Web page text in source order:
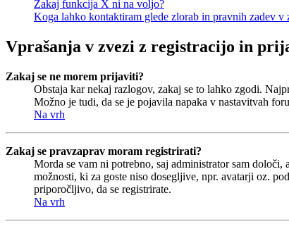
Zakaj funkcija X ni na voljo?
Koga lahko kontaktiram glede zlorab in pravnih zadev v
Vprašanja v zvezi z registracijo in
Zakaj se ne morem prijaviti?
Obstaja kar nekaj razlogov, zakaj se to lahko zgodi.
Možno je tudi, da se je pojavila napaka v nastavitvah
Na vrh
Zakaj se pravzaprav moram registrirati?
Morda se vam ni potrebno, saj administrator sam
možnosti, ki za goste niso dosegljive, npr. avatarji oz.
priporočljivo, da se registrirate.
Na vrh